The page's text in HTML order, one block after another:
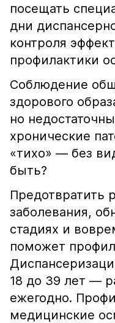
посещать
дни
контроля
профилактики
Соблюдение
здорового
но
хронические
«тихо» — без
быть?
Предотвратить
заболевания,
стадиях и
поможет
18 до 39 лет —
ежегодно.
медицинские